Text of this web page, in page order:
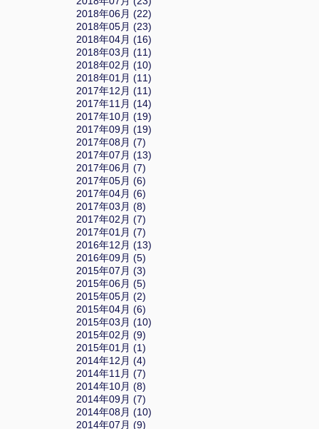
2018年06月 (22)
2018年05月 (23)
2018年04月 (16)
2018年03月 (11)
2018年02月 (10)
2018年01月 (11)
2017年12月 (11)
2017年11月 (14)
2017年10月 (19)
2017年09月 (19)
2017年08月 (7)
2017年07月 (13)
2017年06月 (7)
2017年05月 (6)
2017年04月 (6)
2017年03月 (8)
2017年02月 (7)
2017年01月 (7)
2016年12月 (13)
2016年09月 (5)
2015年07月 (3)
2015年06月 (5)
2015年05月 (2)
2015年04月 (6)
2015年03月 (10)
2015年02月 (9)
2015年01月 (1)
2014年12月 (4)
2014年11月 (7)
2014年10月 (8)
2014年09月 (7)
2014年08月 (10)
2014年07月 (9)